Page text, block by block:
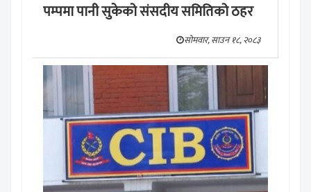
पम्पमा पानी सुकेको संसदीय समितिको ठहर
सोमवार, साउन १८, २०८३